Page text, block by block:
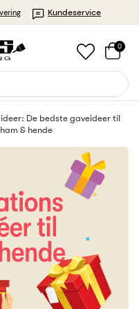
Kundeservice
0
De bedste gaveideer til
& hende